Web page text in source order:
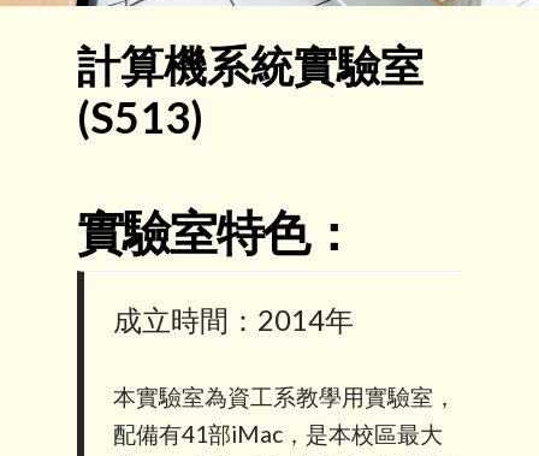
計算機系統實驗室
(S513)
實驗室特色：
成立時間：2014年
本實驗室為資工系教學用實驗室，
配備有41部iMac，是本校區最大